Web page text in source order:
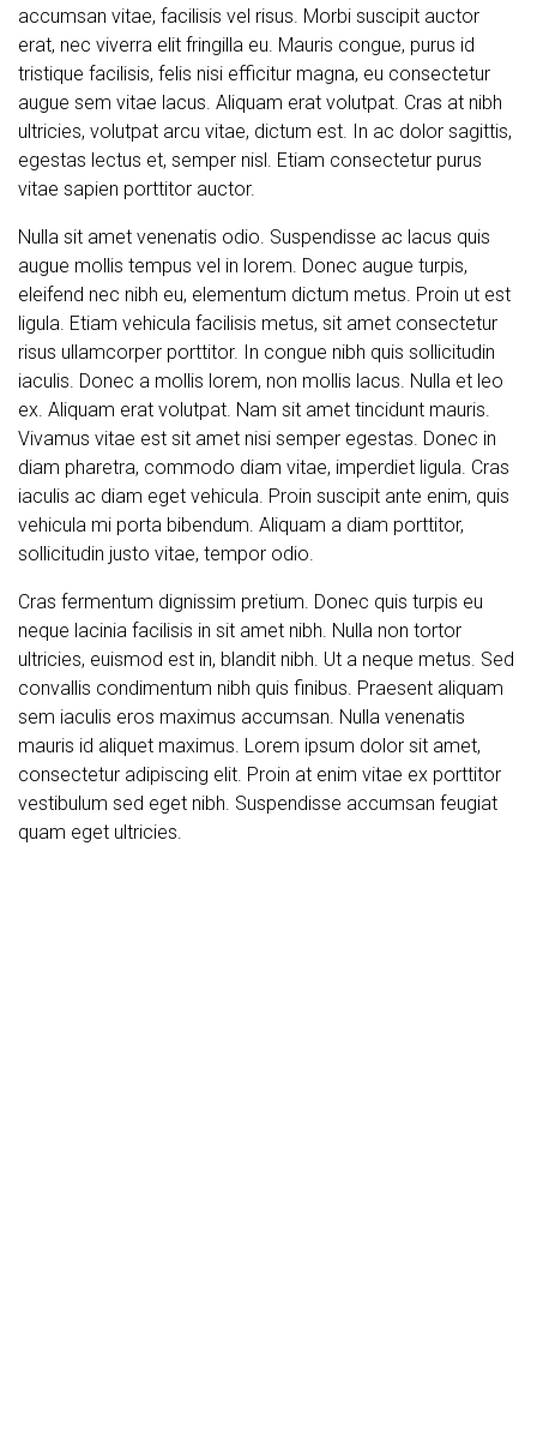
accumsan vitae, facilisis vel risus. Morbi suscipit auctor
erat, nec viverra elit fringilla eu. Mauris congue, purus id
tristique facilisis, felis nisi efficitur magna, eu consectetur
augue sem vitae lacus. Aliquam erat volutpat. Cras at nibh
ultricies, volutpat arcu vitae, dictum est. In ac dolor sagittis,
egestas lectus et, semper nisl. Etiam consectetur purus
vitae sapien porttitor auctor.
Nulla sit amet venenatis odio. Suspendisse ac lacus quis
augue mollis tempus vel in lorem. Donec augue turpis,
eleifend nec nibh eu, elementum dictum metus. Proin ut est
ligula. Etiam vehicula facilisis metus, sit amet consectetur
risus ullamcorper porttitor. In congue nibh quis sollicitudin
iaculis. Donec a mollis lorem, non mollis lacus. Nulla et leo
ex. Aliquam erat volutpat. Nam sit amet tincidunt mauris.
Vivamus vitae est sit amet nisi semper egestas. Donec in
diam pharetra, commodo diam vitae, imperdiet ligula. Cras
iaculis ac diam eget vehicula. Proin suscipit ante enim, quis
vehicula mi porta bibendum. Aliquam a diam porttitor,
sollicitudin justo vitae, tempor odio.
Cras fermentum dignissim pretium. Donec quis turpis eu
neque lacinia facilisis in sit amet nibh. Nulla non tortor
ultricies, euismod est in, blandit nibh. Ut a neque metus. Sed
convallis condimentum nibh quis finibus. Praesent aliquam
sem iaculis eros maximus accumsan. Nulla venenatis
mauris id aliquet maximus. Lorem ipsum dolor sit amet,
consectetur adipiscing elit. Proin at enim vitae ex porttitor
vestibulum sed eget nibh. Suspendisse accumsan feugiat
quam eget ultricies.